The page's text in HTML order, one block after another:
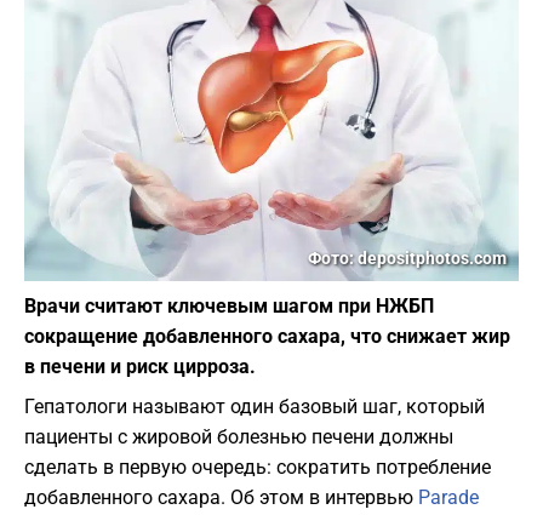
Фото: depositphotos.com
Врачи считают ключевым шагом при НЖБП
сокращение добавленного сахара, что снижает жир
в печени и риск цирроза.
Гепатологи называют один базовый шаг, который
пациенты с жировой болезнью печени должны
сделать в первую очередь: сократить потребление
добавленного сахара. Об этом в интервью Parade